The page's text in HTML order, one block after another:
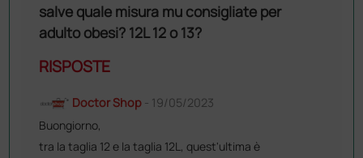
salve quale misura mu consigliate per
adulto obesi? 12L 12 o 13?
RISPOSTE
Doctor Shop- 19/05/2023
Buongiorno,
tra la taglia 12 e la taglia 12L, quest'ultima è